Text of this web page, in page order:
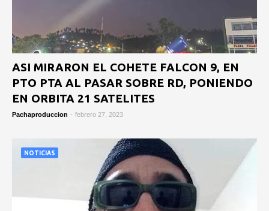
ASI MIRARON EL COHETE FALCON 9, EN
PTO PTA AL PASAR SOBRE RD, PONIENDO
EN ORBITA 21 SATELITES
Pachaproduccion - febrero 27, 2023
NOTICIAS